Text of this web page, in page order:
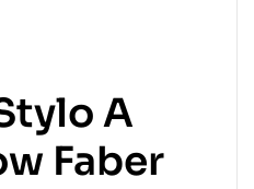
A
Faber